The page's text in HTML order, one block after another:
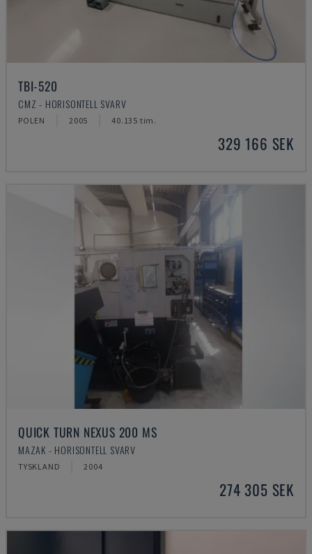
TBI-520
CMZ - HORISONTELL SVARV
POLEN 2005 40.135 tim.
329 166 SEK
QUICK TURN NEXUS 200 MS
MAZAK - HORISONTELL SVARV
TYSKLAND 2004
274 305 SEK